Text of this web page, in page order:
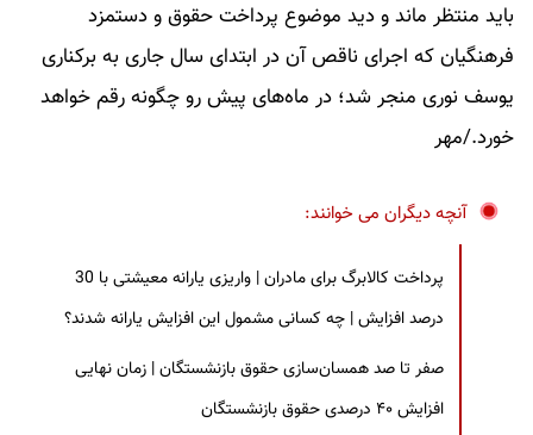
باید منتظر ماند و دید موضوع پرداخت حقوق و دستمزد
فرهنگیان که اجرای ناقص آن در ابتدای سال جاری به برکناری
یوسف نوری منجر شد؛ در ماه‌های پیش رو چگونه رقم خواهد
خورد./مهر
آنچه دیگران می خوانند:
پرداخت کالابرگ برای مادران | واریزی یارانه معیشتی با 30
درصد افزایش | چه کسانی مشمول این افزایش یارانه شدند؟
صفر تا صد همسان‌سازی حقوق بازنشستگان | زمان نهایی
افزایش ۴۰ درصدی حقوق بازنشستگان